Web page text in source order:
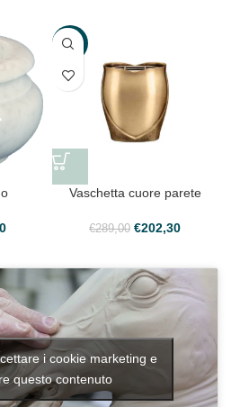
-30%
Vaschetta cuore parete
€289,00 €202,30
i cookie marketing e
questo contenuto